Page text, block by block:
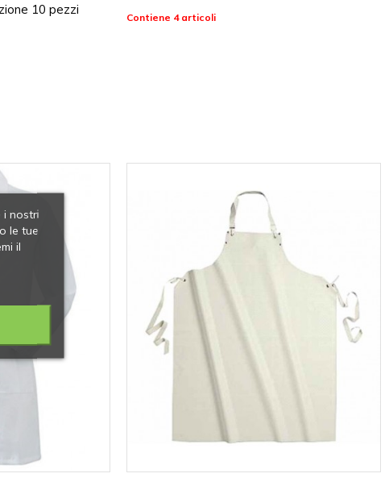
10 pezzi
Contiene 4 articoli
i nostri
le tue
il